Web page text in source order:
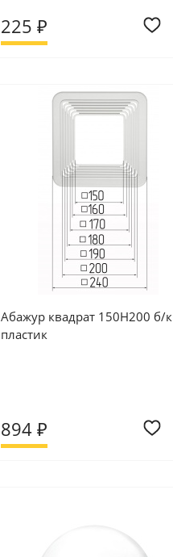
225 ₽
Абажур квадрат 150Н200 б/к
пластик
894 ₽